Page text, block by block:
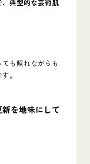
も照れながらも
。
を地味にして